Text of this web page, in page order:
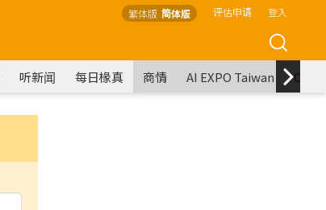
繁体版 简体版 评估申请 登入
听新闻 每日椽真 商情 AI EXPO Taiwan